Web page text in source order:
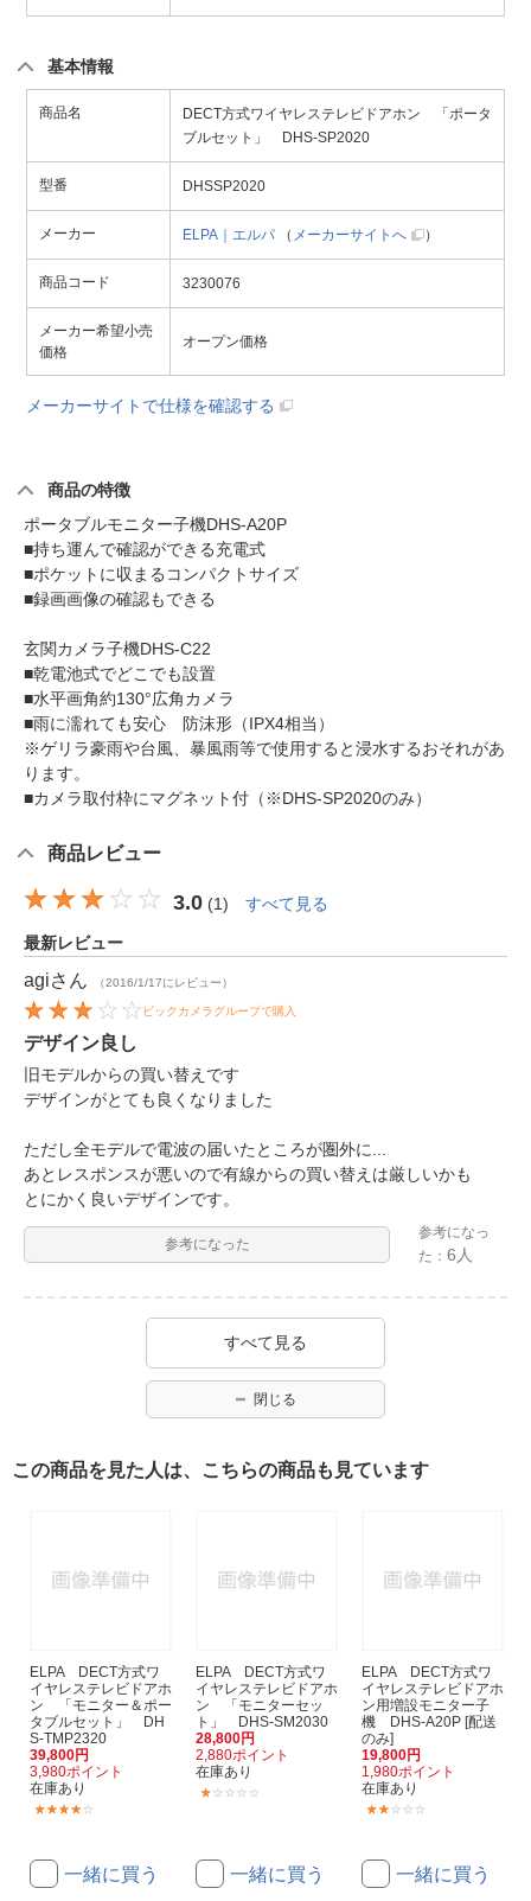
基本情報
商品名
DECT方式ワイヤレステレビドアホン 「ポータ
ブルセット」 DHS-SP2020
型番 DHSSP2020
メーカー ELPA｜エルパ （ メーカーサイトへ ）
商品コード 3230076
メーカー希望小売
価格
オープン価格
メーカーサイトで仕様を確認する
商品の特徴
ポータブルモニター子機DHS-A20P
■持ち運んで確認ができる充電式
■ポケットに収まるコンパクトサイズ
■録画画像の確認もできる
玄関カメラ子機DHS-C22
■乾電池式でどこでも設置
■水平画角約130°広角カメラ
■雨に濡れても安心 防沫形（IPX4相当）
※ゲリラ豪雨や台風、暴風雨等で使用すると浸水するおそれがあ
ります。
■カメラ取付枠にマグネット付（※DHS-SP2020のみ）
商品レビュー
3.0 (1) すべて見る
最新レビュー
agiさん （2016/1/17にレビュー）
ビックカメラグループで購入
デザイン良し
旧モデルからの買い替えです
デザインがとても良くなりました
ただし全モデルで電波の届いたところが圏外に...
あとレスポンスが悪いので有線からの買い替えは厳しいかも
とにかく良いデザインです。
参考になった
参考になっ
た：6人
すべて見る
閉じる
この商品を見た人は、こちらの商品も見ています
ELPA DECT方式ワ
イヤレステレビドアホ
ン 「モニター＆ポー
タブルセット」 DH
S-TMP2320
39,800円
3,980ポイント
在庫あり
一緒に買う
ELPA DECT方式ワ
イヤレステレビドアホ
ン 「モニターセッ
ト」 DHS-SM2030
28,800円
2,880ポイント
在庫あり
一緒に買う
ELPA DECT方式ワ
イヤレステレビドアホ
ン用増設モニター子
機 DHS-A20P [配送
のみ]
19,800円
1,980ポイント
在庫あり
一緒に買う